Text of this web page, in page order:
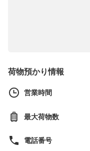
荷物預かり情報
営業時間
最大荷物数
電話番号